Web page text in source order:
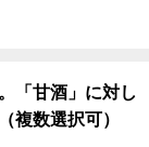
「甘酒」に対し
複数選択可）